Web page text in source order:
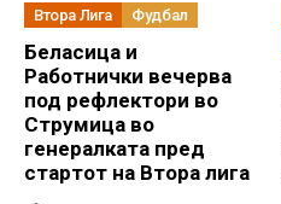
Втора Лига Фудбал
Беласица и
Работнички вечерва
под рефлектори во
Струмица во
генералката пред
стартот на Втора лига